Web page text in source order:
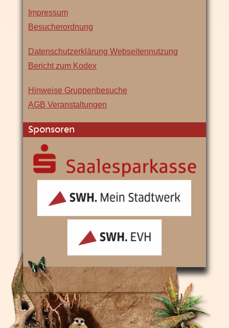
Impressum
Besucherordnung
Datenschutzerklärung Webseitennutzung
Bericht zum Kodex
Hinweise Gruppenbesuche
AGB Veranstaltungen
Sponsoren
Saalesparkasse
EVH